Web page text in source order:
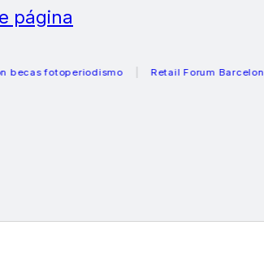
página
fotoperiodismo Retail Forum Barcelona 2026